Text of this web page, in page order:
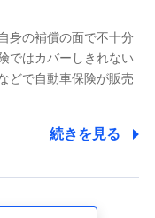
種サービスのご契
用時の行動に関す
動に関する情報、
入場所・決済に関
情報などが含まれ
身の補償の面で不十分
ではカバーしきれない
どで自動車保険が販売
続きを見る